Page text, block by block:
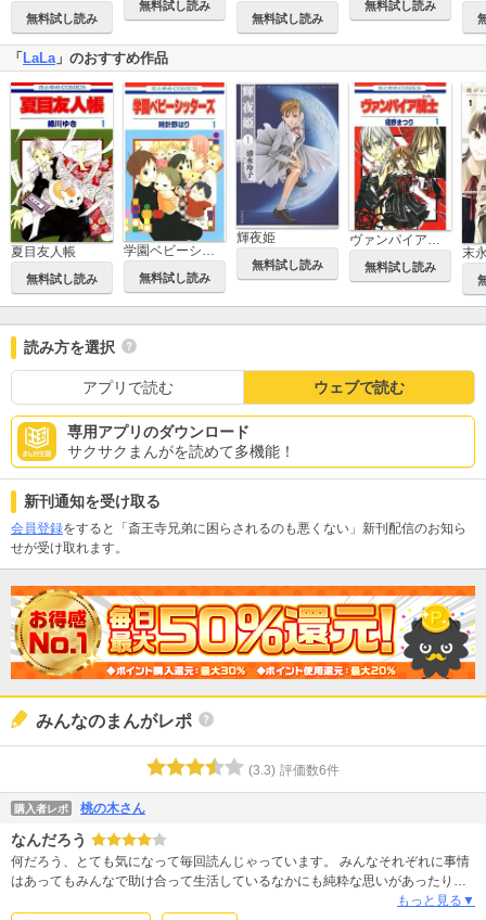
無料試し読み
無料試し読み
無料試し読み
無料試し読み
「 LaLa」のおすすめ作品
夏目友人帳
無料試し読み
学園ベビーシッターズ
無料試し読み
輝夜姫
無料試し読み
無料試し読み
読み方を選択
アプリで読む ウェブで読む
専用アプリのダウンロード
サクサクまんがを読めて多機能！
新刊通知を受け取る
会員登録をすると「斎王寺兄弟に困らされるのも悪くない」新刊配信のお知ら
せが受け取れます。
みんなのまんがレポ
(3.3) 評価数6件
購入者レポ 桃の木さん
なんだろう
何だろう、とても気になって毎回読んじゃっています。 みんなそれぞれに事情
はあってもみんなで助け合って生活しているなかにも純粋な思いがあったりと
もっと見る▼